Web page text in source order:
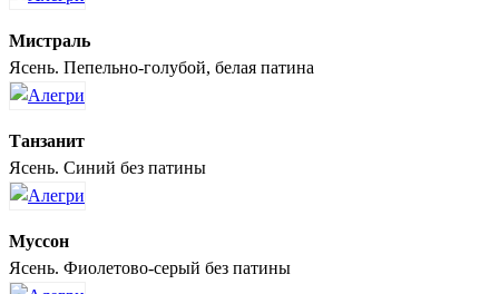
Мистраль
Ясень. Пепельно-голубой, белая патина
Танзанит
Ясень. Синий без патины
Муссон
Ясень. Фиолетово-серый без патины